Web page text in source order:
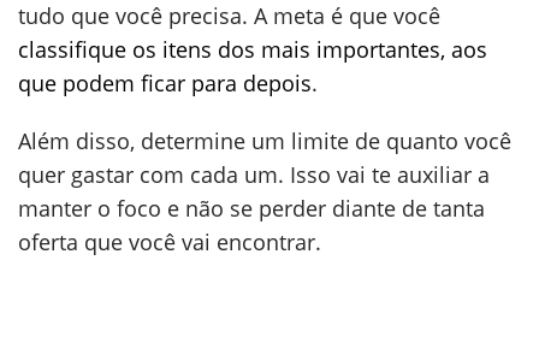
tudo que você precisa. A meta é que você
classifique os itens dos mais importantes, aos
que podem ficar para depois.
Além disso, determine um limite de quanto você
quer gastar com cada um. Isso vai te auxiliar a
manter o foco e não se perder diante de tanta
oferta que você vai encontrar.